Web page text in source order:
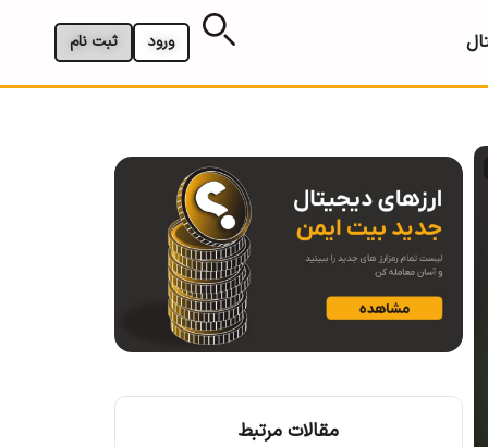
ثبت نام ورود
مقالات مرتبط